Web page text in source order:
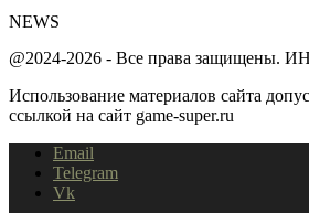
NEWS
@2024-2026 - Все права защищены.
Использование материалов сайта
ссылкой на сайт game-super.ru
Email
Telegram
Vk